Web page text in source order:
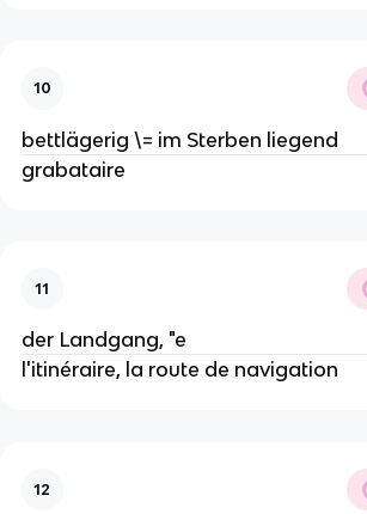
10
bettlägerig \= im Sterben liegend
grabataire
11
der Landgang, "e
l'itinéraire, la route de navigation
12